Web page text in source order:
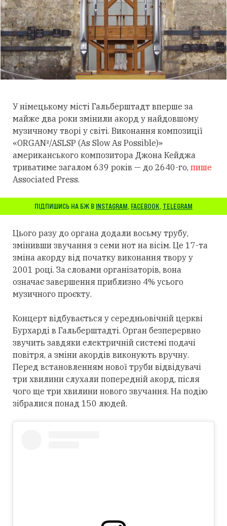
У німецькому місті Гальберштадт вперше за
майже два роки змінили акорд у найдовшому
музичному творі у світі. Виконання композиції
«ORGAN²/ASLSP (As Slow As Possible)»
американського композитора Джона Кейджа
триватиме загалом 639 років — до 2640-го, пише
Associated Press.
ПІДПИШИСЬ НА БЖ В INSTAGRAM, FACEBOOK, TELEGRAM
Цього разу до органа додали восьму трубу,
змінивши звучання з семи нот на вісім. Це 17-та
зміна акорду від початку виконання твору у
2001 році. За словами організаторів, вона
означає завершення приблизно 4% усього
музичного проєкту.
Концерт відбувається у середньовічній церкві
Бурхарді в Гальберштадті. Орган безперервно
звучить завдяки електричній системі подачі
повітря, а зміни акордів виконують вручну.
Перед встановленням нової труби відвідувачі
три хвилини слухали попередній акорд, після
чого ще три хвилини нового звучання. На подію
зібралися понад 150 людей.